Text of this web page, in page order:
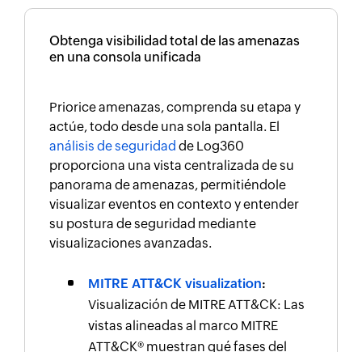
Obtenga visibilidad total de las amenazas
en una consola unificada
Priorice amenazas, comprenda su etapa y
actúe, todo desde una sola pantalla. El
análisis de seguridad de Log360
proporciona una vista centralizada de su
panorama de amenazas, permitiéndole
visualizar eventos en contexto y entender
su postura de seguridad mediante
visualizaciones avanzadas.
MITRE ATT&CK visualization:
Visualización de MITRE ATT&CK: Las
vistas alineadas al marco MITRE
ATT&CK® muestran qué fases del